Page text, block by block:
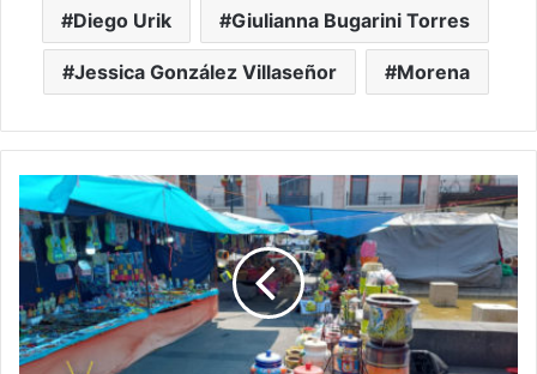
Diego Urik Giulianna Bugarini Torres
Jessica González Villaseñor Morena
#Morelia
Aleluya!
FNLS
Retira
Plantón
Comercial
De
Plaza